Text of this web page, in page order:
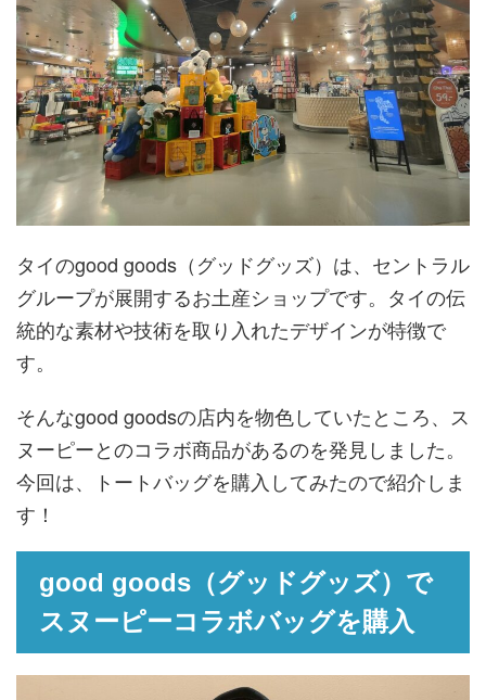
タイのgood goods（グッドグッズ）は、セントラル
グループが展開するお土産ショップです。タイの伝
統的な素材や技術を取り入れたデザインが特徴で
す。
そんなgood goodsの店内を物色していたところ、ス
ヌーピーとのコラボ商品があるのを発見しました。
今回は、トートバッグを購入してみたので紹介しま
す！
good goods（グッドグッズ）で
スヌーピーコラボバッグを購入